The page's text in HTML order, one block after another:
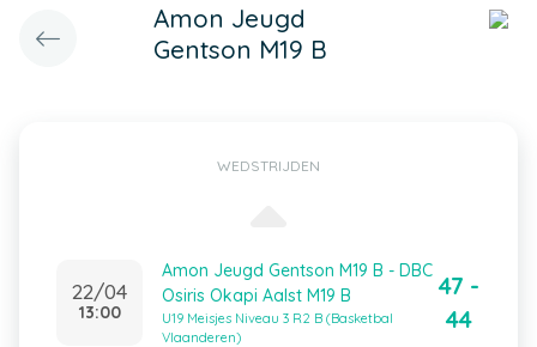
Amon Jeugd
Gentson M19 B
WEDSTRIJDEN
22/04
13:00
Amon Jeugd Gentson M19 B - DBC
Osiris Okapi Aalst M19 B
U19 Meisjes Niveau 3 R2 B (Basketbal
Vlaanderen)
47 -
44